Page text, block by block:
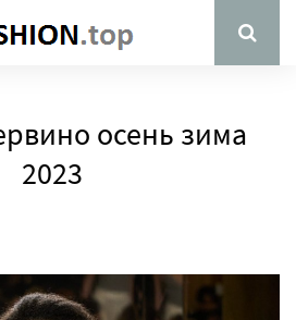
осень зима
2023